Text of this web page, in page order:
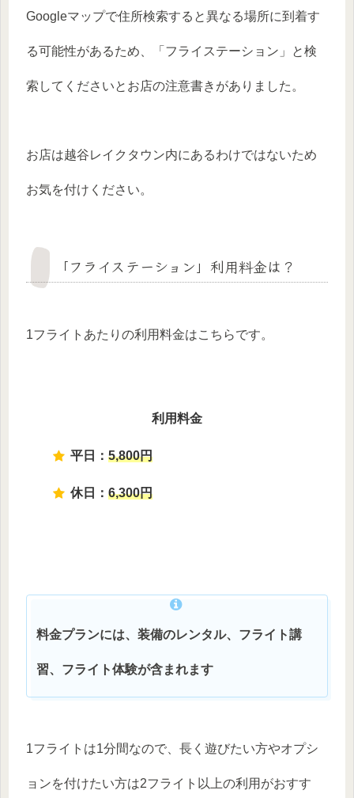
Googleマップで住所検索すると異なる場所に到着す
る可能性があるため、「フライステーション」と検
索してくださいとお店の注意書きがありました。
お店は越谷レイクタウン内にあるわけではないため
お気を付けください。
「フライステーション」利用料金は？
1フライトあたりの利用料金はこちらです。
利用料金
平日：5,800円
休日：6,300円
料金プランには、装備のレンタル、フライト講
習、フライト体験が含まれます
1フライトは1分間なので、長く遊びたい方やオプシ
ョンを付けたい方は2フライト以上の利用がおすす